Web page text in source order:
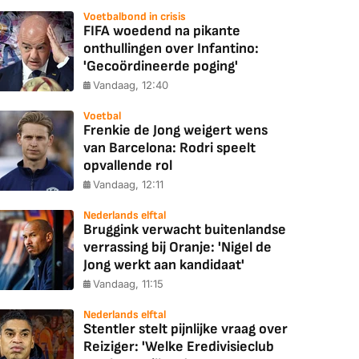
Voetbalbond in crisis
FIFA woedend na pikante
onthullingen over Infantino:
'Gecoördineerde poging'
Vandaag, 12:40
Voetbal
Frenkie de Jong weigert wens
van Barcelona: Rodri speelt
opvallende rol
Vandaag, 12:11
Nederlands elftal
Bruggink verwacht buitenlandse
verrassing bij Oranje: 'Nigel de
Jong werkt aan kandidaat'
Vandaag, 11:15
Nederlands elftal
Stentler stelt pijnlijke vraag over
Reiziger: 'Welke Eredivisieclub